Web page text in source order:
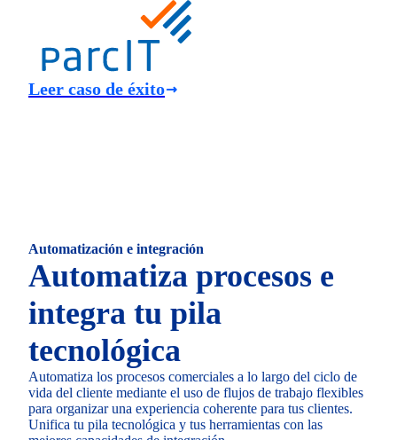
Leer caso de éxito
Automatización e integración
Automatiza procesos e
integra tu pila
tecnológica
Automatiza los procesos comerciales a lo largo del ciclo de
vida del cliente mediante el uso de flujos de trabajo flexibles
para organizar una experiencia coherente para tus clientes.
Unifica tu pila tecnológica y tus herramientas con las